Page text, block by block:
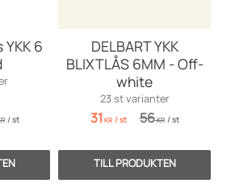
6
/st
DELBART YKK
BLIXTLÅS 6MM - Off-
white
23 st varianter
31 KR /st 56KR /st